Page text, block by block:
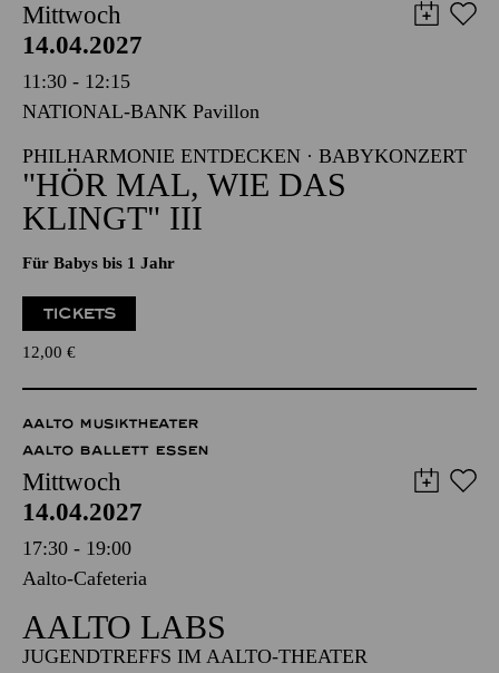
PHILHARMONIE ESSEN
Mittwoch
14.04.2027
11:30 - 12:15
NATIONAL-BANK Pavillon
PHILHARMONIE ENTDECKEN · BABYKONZERT
"HÖR MAL, WIE DAS
Für Babys bis 1 Jahr
12,00€
AALTO MUSIKTHEATER
AALTO BALLETT ESSEN
Mittwoch
14.04.2027
17:30 - 19:00
Aalto-Cafeteria